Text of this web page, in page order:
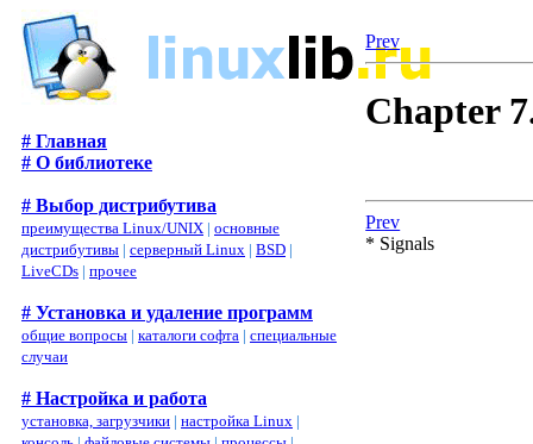
# Главная
# О библиотеке
# Выбор дистрибутива
преимущества Linux/UNIX | основные
дистрибутивы | серверный Linux | BSD |
LiveCDs | прочее
# Установка и удаление программ
общие вопросы | каталоги софта | специальные
случаи
# Настройка и работа
установка, загрузчики | настройка Linux |
Prev
Chapter
Prev
* Signals